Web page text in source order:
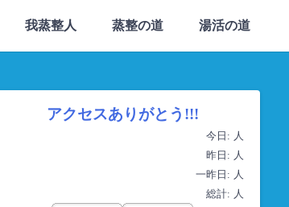
我蒸整人 蒸整の道 湯活の道
アクセスありがとう!!!
今日: 人
昨日: 人
一昨日: 人
総計: 人